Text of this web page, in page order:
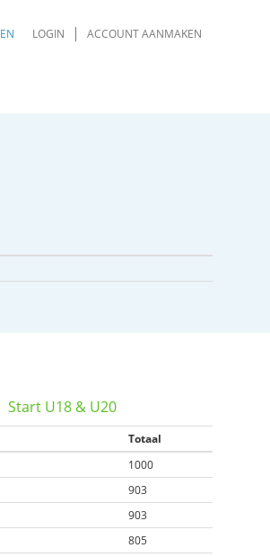
EN LOGIN ACCOUNT AANMAKEN
Start U18 & U20
Totaal
1000
903
903
805